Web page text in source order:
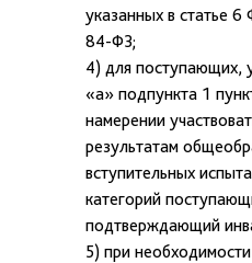
указанных в статье
84-ФЗ;
4) для поступающих,
«а» подпункта 1
намерении
результатам
вступительных
категорий
подтверждающий
5) при